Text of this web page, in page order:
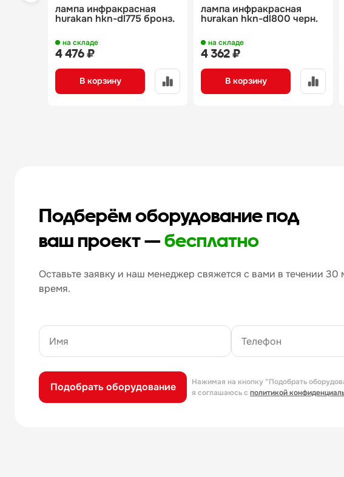
лампа инфракрасная
hurakan hkn-dl775 бронз.
на складе
4 476 ₽
В корзину
лампа инфракрасная
hurakan hkn-dl800 черн.
на складе
4 362 ₽
В корзину
Подберём оборудование под
ваш проект —бесплатно
Оставьте заявку и наш менеджер свяжется с вами в течении 30
время.
Подобрать оборудование
Нажимая на кнопку “Подобрать
я соглашаюсь с политикой